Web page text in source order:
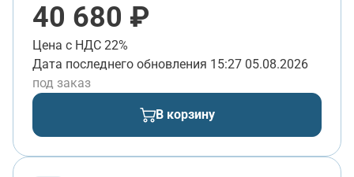
40 680 ₽
Цена с НДС 22%
Дата последнего обновления 15:27 05.08.2026
под заказ
В корзину